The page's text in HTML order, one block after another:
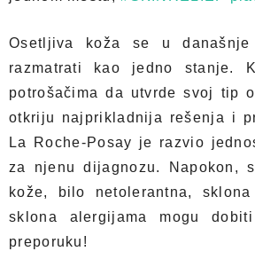
Osetljiva koža se u
razmatrati kao jedno stanje.
potrošačima da utvrde svoj tip
otkriju najprikladnija rešenja i
La Roche-Posay je razvio
za njenu dijagnozu. Napokon,
kože, bilo netolerantna,
sklona alergijama mogu
preporuku!